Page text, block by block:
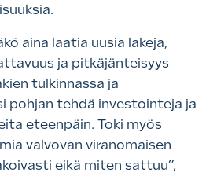
aina laatia uusia lakeja,
ja pitkäjänteisyys
tulkinnassa ja
pohjan tehdä investointeja ja
eteenpäin. Toki myös
valvovan viranomaisen
eikä miten sattuu”,